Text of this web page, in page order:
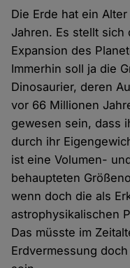
Die Erde hat ein
Jahren. Es stellt sich
Expansion des
Immerhin soll ja die
Dinosaurier, deren
vor 66 Millionen
gewesen sein, dass
durch ihr
ist eine Volumen-
behaupteten
wenn doch die als
astrophysikalischen
Das müsste im
Erdvermessung